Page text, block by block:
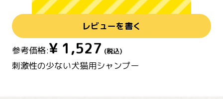
レビューを書く
参考価格:¥ 1,527 (税込)
刺激性の少ない犬猫用シャンプー